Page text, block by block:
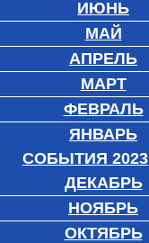
ИЮНЬ
МАЙ
АПРЕЛЬ
МАРТ
ФЕВРАЛЬ
ЯНВАРЬ
СОБЫТИЯ 2023
ДЕКАБРЬ
НОЯБРЬ
ОКТЯБРЬ